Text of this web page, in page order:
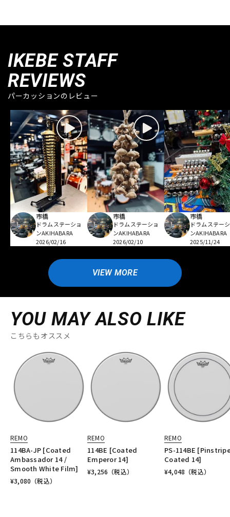
IKEBE STAFF
REVIEWS
パーカッションのレビュー
市橋
ドラムステーショ
ンAKIHABARA
2026/02/16
市橋
ドラムステーショ
ンAKIHABARA
2026/02/10
市橋
ドラムステー
ンAKIHABARA
2025/11/24
VIEW MORE
YOU MAY ALSO LIKE
こちらもオススメ
REMO
114BA-JP [Coated
Ambassador 14 /
Smooth White Film]
¥3,080 （税込）
REMO
114BE [Coated
Emperor 14]
¥3,256 （税込）
REMO
PS-114BE
Coated 14]
¥4,048 （税込）